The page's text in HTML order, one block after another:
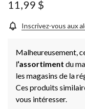
11,99 $
Inscrivez-vous aux
Malheureusement,
l’assortiment du
les magasins de la
Ces produits
vous intéresser.